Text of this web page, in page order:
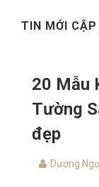
TIN MỚI
20 Mẫu
Tường
đẹp
Dương